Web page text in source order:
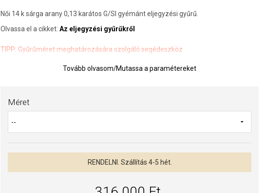
Női 14 k sárga arany 0,13 karátos G/SI gyémánt eljegyzési gyűrű.
Olvassa el a cikket: Az eljegyzési gyűrűkről
TIPP: Gyűrűméret meghatározására szolgáló segédeszköz
Az anyagok és a kivitelezés minősége elsőrendű számunkra. Felületkezelésünk,
Tovább olvasom/Mutassa a paramétereket
Méret
RENDELNI. Szállítás 4-5 hét.